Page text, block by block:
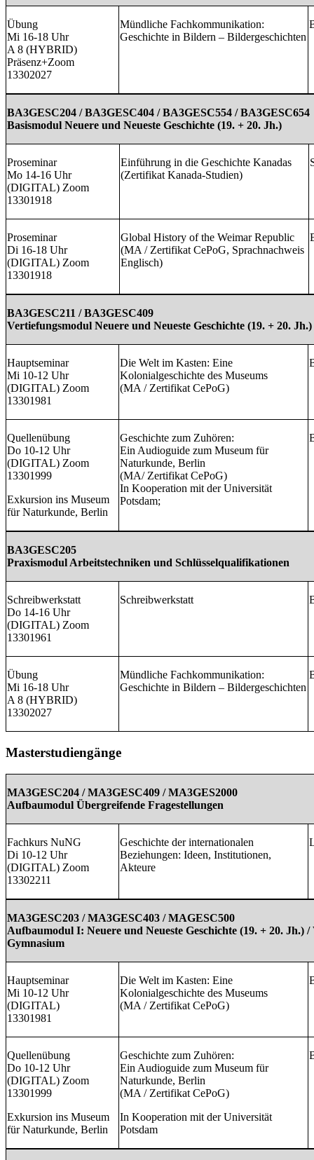
Übung
Mi 16-18 Uhr
A 8 (HYBRID)
Präsenz+Zoom
13302027
Mündliche Fachkommunikation:
Geschichte in Bildern – Bildergeschichten
BA3GESC204 / BA3GESC404 / BA3GESC554 / BA3GESC654
Basismodul Neuere und Neueste Geschichte (19. + 20. Jh.)
Proseminar
Mo 14-16 Uhr
(DIGITAL) Zoom
13301918
Einführung in die Geschichte Kanadas
(Zertifikat Kanada-Studien)
Proseminar
Di 16-18 Uhr
(DIGITAL) Zoom
13301918
Global History of the Weimar Republic
(MA / Zertifikat CePoG, Sprachnachweis
Englisch)
BA3GESC211 / BA3GESC409
Vertiefungsmodul Neuere und Neueste Geschichte (19. + 20. Jh.)
Hauptseminar
Mi 10-12 Uhr
(DIGITAL) Zoom
13301981
Die Welt im Kasten: Eine
Kolonialgeschichte des Museums
(MA / Zertifikat CePoG)
Quellenübung
Do 10-12 Uhr
(DIGITAL) Zoom
13301999
Exkursion ins Museum
für Naturkunde, Berlin
Geschichte zum Zuhören:
Ein Audioguide zum Museum für
Naturkunde, Berlin
(MA/ Zertifikat CePoG)
In Kooperation mit der Universität
Potsdam;
BA3GESC205
Praxismodul Arbeitstechniken und Schlüsselqualifikationen
Schreibwerkstatt
Do 14-16 Uhr
(DIGITAL) Zoom
13301961
Schreibwerkstatt
Übung
Mi 16-18 Uhr
A 8 (HYBRID)
13302027
Mündliche Fachkommunikation:
Geschichte in Bildern – Bildergeschichten
Masterstudiengänge
MA3GESC204 / MA3GESC409 / MA3GES2000
Aufbaumodul Übergreifende Fragestellungen
Fachkurs NuNG
Di 10-12 Uhr
(DIGITAL) Zoom
13302211
Geschichte der internationalen
Beziehungen: Ideen, Institutionen,
Akteure
MA3GESC203 / MA3GESC403 / MAGESC500
Aufbaumodul I: Neuere und Neueste Geschichte (19. + 20.
Gymnasium
Hauptseminar
Mi 10-12 Uhr
(DIGITAL)
13301981
Die Welt im Kasten: Eine
Kolonialgeschichte des Museums
(MA / Zertifikat CePoG)
Quellenübung
Do 10-12 Uhr
(DIGITAL) Zoom
13301999
Exkursion ins Museum
für Naturkunde, Berlin
Geschichte zum Zuhören:
Ein Audioguide zum Museum für
Naturkunde, Berlin
(MA / Zertifikat CePoG)
In Kooperation mit der Universität
Potsdam